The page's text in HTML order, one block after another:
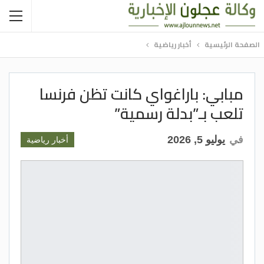
الصفحة الرئيسية أخبار رياضية
مبابي: باراغواي كانت تظن فرنسا
تلعب بـ”بدلة رسمية”
أخبار رياضية في يوليو 5, 2026